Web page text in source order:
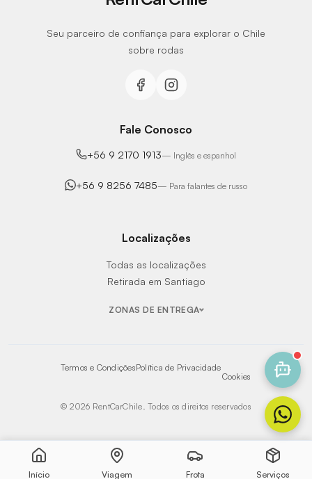
Seu parceiro de confiança para explorar o Chile
sobre rodas
Fale Conosco
+56 9 2170 1913— Inglês e espanhol
+56 9 8256 7485— Para falantes de russo
Localizações
Todas as localizações
Retirada em Santiago
ZONAS DE ENTREGA
Termos e CondiçõesPolítica de Privacidade
Cookies
© 2026 RentCarChile.Todos os direitos reservados
Início Viagem Frota Serviços